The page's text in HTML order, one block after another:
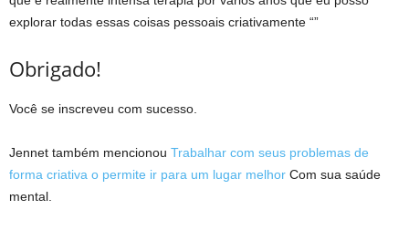
explorar todas essas coisas pessoais criativamente “”
Obrigado!
Você se inscreveu com sucesso.
Jennet também mencionou Trabalhar com seus problemas de
forma criativa o permite ir para um lugar melhor Com sua saúde
mental.